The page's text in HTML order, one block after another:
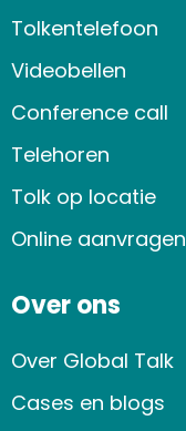
Tolkentelefoon
Videobellen
Conference call
Telehoren
Tolk op locatie
Online aanvragen
Over ons
Over Global Talk
Cases en blogs